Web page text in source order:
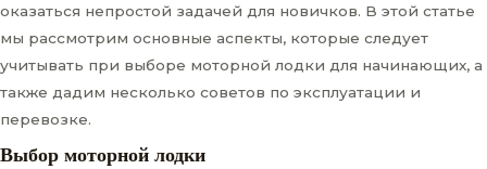
оказаться непростой задачей для новичков. В этой статье
мы рассмотрим основные аспекты, которые следует
учитывать при выборе моторной лодки для начинающих, а
также дадим несколько советов по эксплуатации и
перевозке.
Выбор моторной лодки